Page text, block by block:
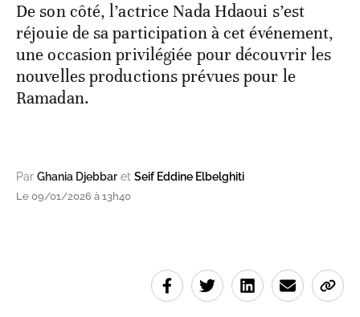
De son côté, l’actrice Nada Hdaoui s’est
réjouie de sa participation à cet événement,
une occasion privilégiée pour découvrir les
nouvelles productions prévues pour le
Ramadan.
Par Ghania Djebbar et Seif Eddine Elbelghiti
Le 09/01/2026 à 13h40